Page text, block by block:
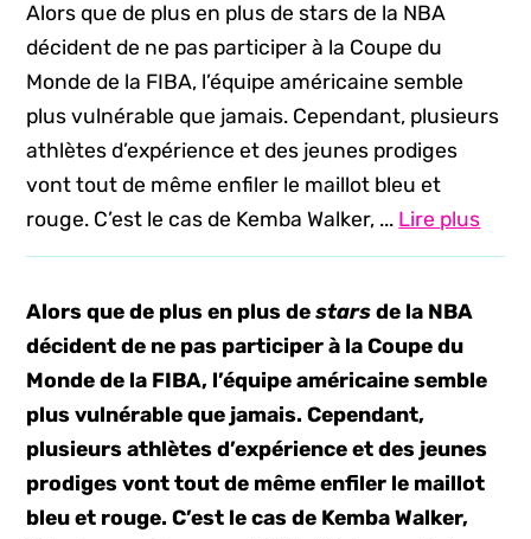
Alors que de plus en plus de stars de la NBA
décident de ne pas participer à la Coupe du
Monde de la FIBA, l’équipe américaine semble
plus vulnérable que jamais. Cependant, plusieurs
athlètes d’expérience et des jeunes prodiges
vont tout de même enfiler le maillot bleu et
rouge. C’est le cas de Kemba Walker, ... Lire plus
Alors que de plus en plus destars de la NBA
décident de ne pas participer à la Coupe du
Monde de la FIBA, l’équipe américaine semble
plus vulnérable que jamais. Cependant,
plusieurs athlètes d’expérience et des jeunes
prodiges vont tout de même enfiler le maillot
bleu et rouge. C’est le cas de Kemba Walker,